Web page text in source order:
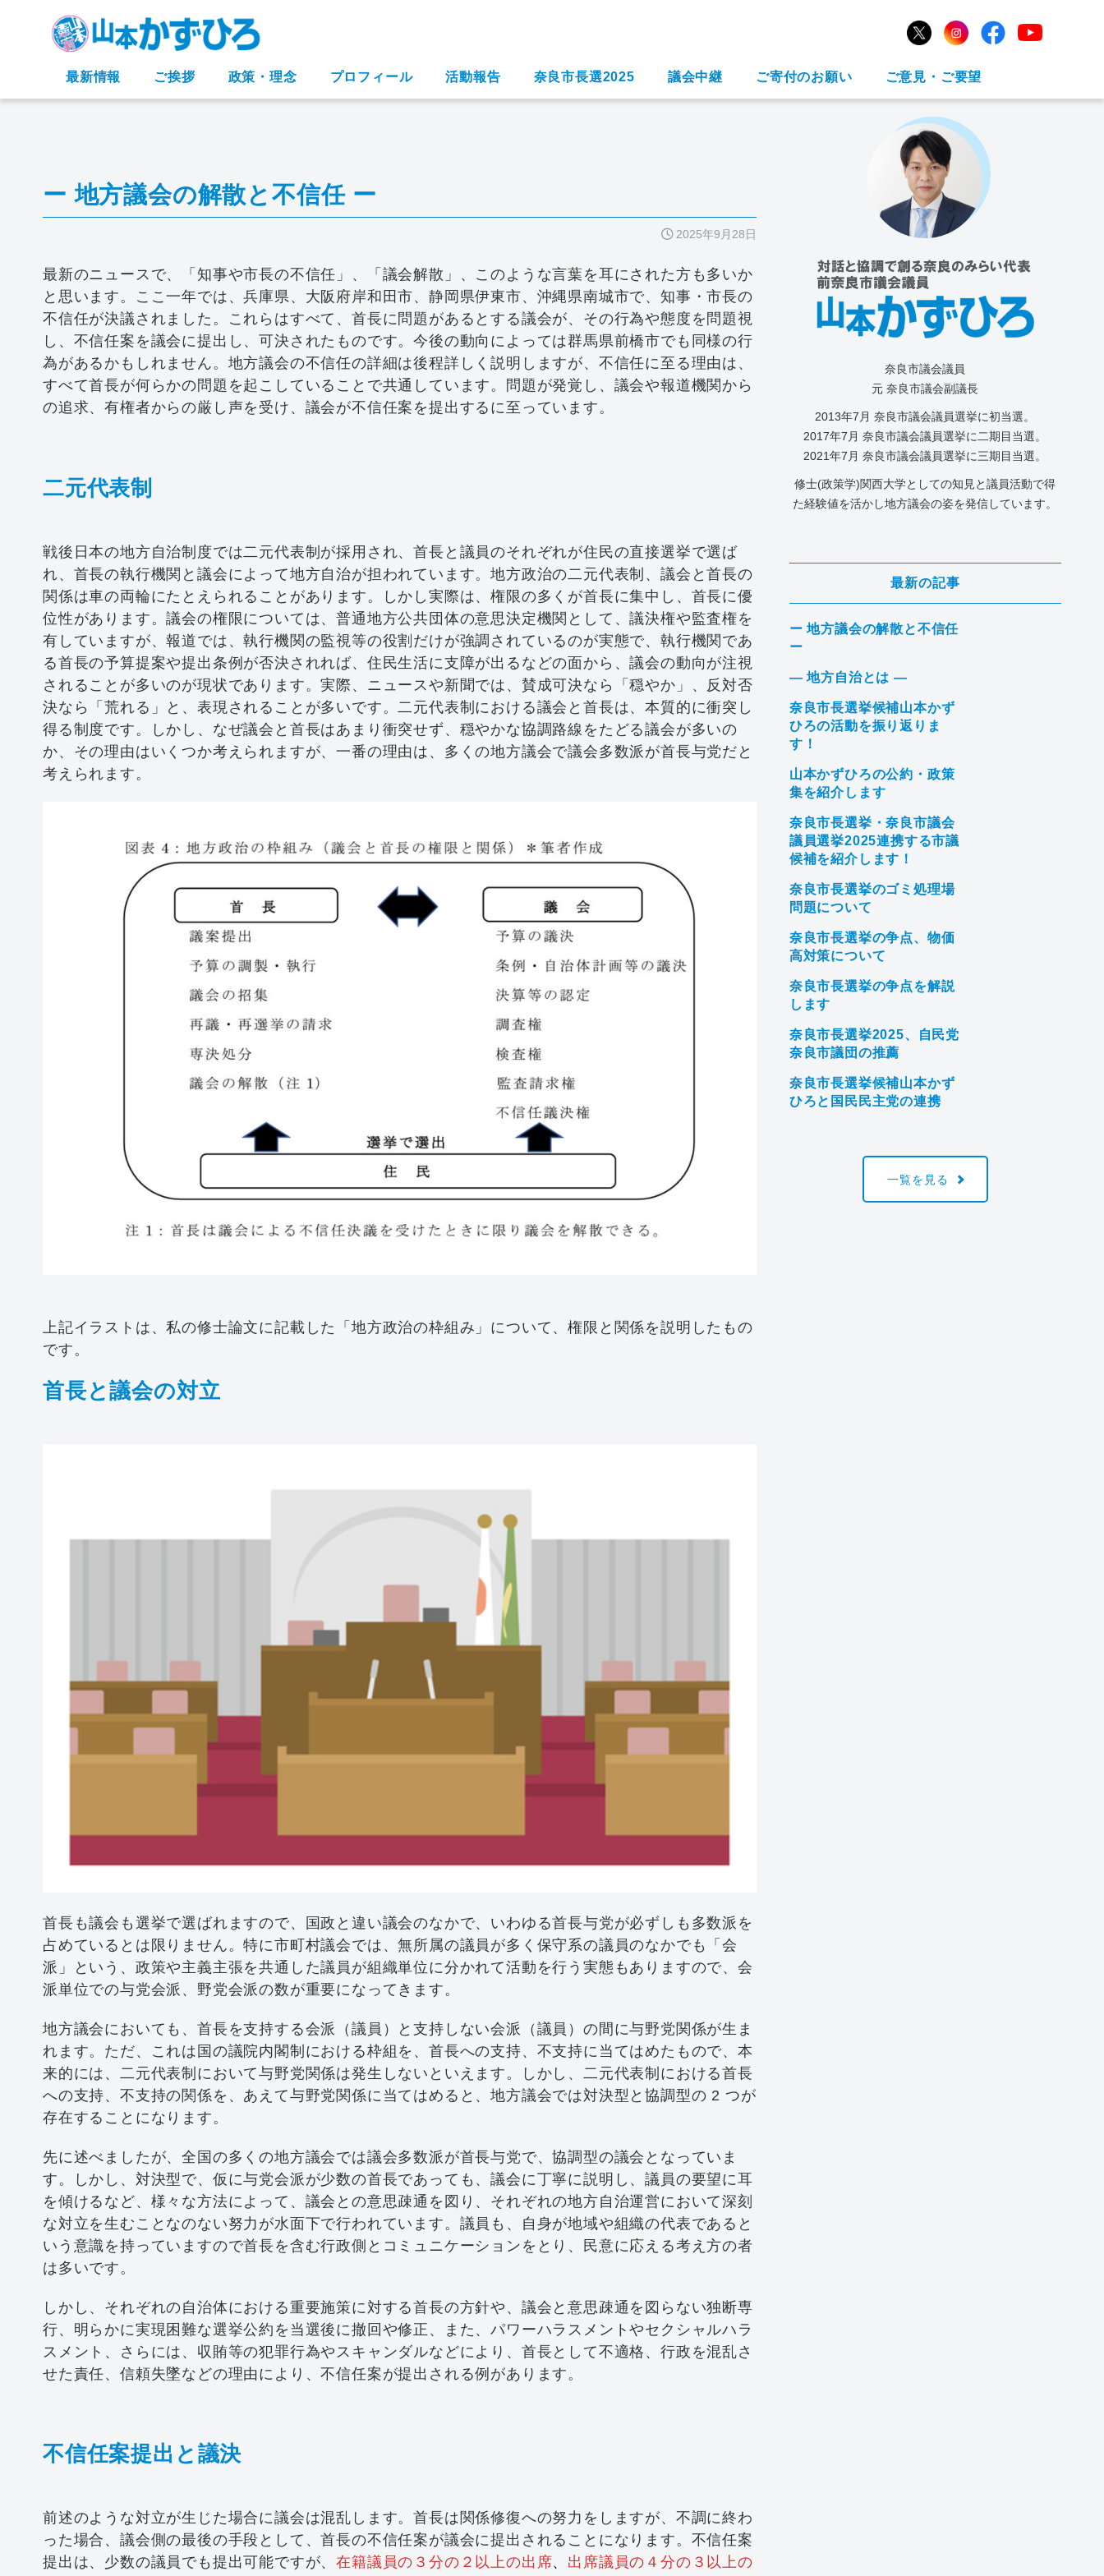
最新情報 ご挨拶 政策・理念 プロフィール 活動報告 奈良市長選2025 議会中継 ご寄付のお願い ご意見・ご要望
ー 地方議会の解散と不信任 ー
2025年9月28日
最新のニュースで、「知事や市長の不信任」、「議会解散」、このような言葉を耳にされた方も多いか
と思います。ここ一年では、兵庫県、大阪府岸和田市、静岡県伊東市、沖縄県南城市で、知事・市長の
不信任が決議されました。これらはすべて、首長に問題があるとする議会が、その行為や態度を問題視
し、不信任案を議会に提出し、可決されたものです。今後の動向によっては群馬県前橋市でも同様の行
為があるかもしれません。地方議会の不信任の詳細は後程詳しく説明しますが、不信任に至る理由は、
すべて首長が何らかの問題を起こしていることで共通しています。問題が発覚し、議会や報道機関から
の追求、有権者からの厳し声を受け、議会が不信任案を提出するに至っています。
二元代表制
戦後日本の地方自治制度では二元代表制が採用され、首長と議員のそれぞれが住民の直接選挙で選ば
れ、首長の執行機関と議会によって地方自治が担われています。地方政治の二元代表制、議会と首長の
関係は車の両輪にたとえられることがあります。しかし実際は、権限の多くが首長に集中し、首長に優
位性があります。議会の権限については、普通地方公共団体の意思決定機関として、議決権や監査権を
有していますが、報道では、執行機関の監視等の役割だけが強調されているのが実態で、執行機関であ
る首長の予算提案や提出条例が否決されれば、住民生活に支障が出るなどの面から、議会の動向が注視
されることが多いのが現状であります。実際、ニュースや新聞では、賛成可決なら「穏やか」、反対否
決なら「荒れる」と、表現されることが多いです。二元代表制における議会と首長は、本質的に衝突し
得る制度です。しかし、なぜ議会と首長はあまり衝突せず、穏やかな協調路線をたどる議会が多いの
か、その理由はいくつか考えられますが、一番の理由は、多くの地方議会で議会多数派が首長与党だと
考えられます。
上記イラストは、私の修士論文に記載した「地方政治の枠組み」について、権限と関係を説明したもの
です。
首長と議会の対立
首長も議会も選挙で選ばれますので、国政と違い議会のなかで、いわゆる首長与党が必ずしも多数派を
占めているとは限りません。特に市町村議会では、無所属の議員が多く保守系の議員のなかでも「会
派」という、政策や主義主張を共通した議員が組織単位に分かれて活動を行う実態もありますので、会
派単位での与党会派、野党会派の数が重要になってきます。
地方議会においても、首長を支持する会派（議員）と支持しない会派（議員）の間に与野党関係が生ま
れます。ただ、これは国の議院内閣制における枠組を、首長への支持、不支持に当てはめたもので、本
来的には、二元代表制において与野党関係は発生しないといえます。しかし、二元代表制における首長
への支持、不支持の関係を、あえて与野党関係に当てはめると、地方議会では対決型と協調型の 2 つが
存在することになります。
先に述べましたが、全国の多くの地方議会では議会多数派が首長与党で、協調型の議会となっていま
す。しかし、対決型で、仮に与党会派が少数の首長であっても、議会に丁寧に説明し、議員の要望に耳
を傾けるなど、様々な方法によって、議会との意思疎通を図り、それぞれの地方自治運営において深刻
な対立を生むことなのない努力が水面下で行われています。議員も、自身が地域や組織の代表であると
いう意識を持っていますので首長を含む行政側とコミュニケーションをとり、民意に応える考え方の者
は多いです。
しかし、それぞれの自治体における重要施策に対する首長の方針や、議会と意思疎通を図らない独断専
行、明らかに実現困難な選挙公約を当選後に撤回や修正、また、パワーハラスメントやセクシャルハラ
スメント、さらには、収賄等の犯罪行為やスキャンダルなどにより、首長として不適格、行政を混乱さ
せた責任、信頼失墜などの理由により、不信任案が提出される例があります。
不信任案提出と議決
前述のような対立が生じた場合に議会は混乱します。首長は関係修復への努力をしますが、不調に終わ
った場合、議会側の最後の手段として、首長の不信任案が議会に提出されることになります。不信任案
提出は、少数の議員でも提出可能ですが、在籍議員の３分の２以上の出席、 出席議員の４分の３以上の
奈良市議会議員
元 奈良市議会副議長
2013年7⽉ 奈良市議会議員選挙に初当選。
2017年7月 奈良市議会議員選挙に二期目当選。
2021年7月 奈良市議会議員選挙に三期目当選。
修士(政策学)関西大学としての知見と議員活動で得
た経験値を活かし地方議会の姿を発信しています。
最新の記事
ー 地方議会の解散と不信任
ー
― 地方自治とは ―
奈良市長選挙候補山本かず
ひろの活動を振り返りま
す！
山本かずひろの公約・政策
集を紹介します
奈良市長選挙・奈良市議会
議員選挙2025連携する市議
候補を紹介します！
奈良市長選挙のゴミ処理場
問題について
奈良市長選挙の争点、物価
高対策について
奈良市長選挙の争点を解説
します
奈良市長選挙2025、自民党
奈良市議団の推薦
奈良市長選挙候補山本かず
ひろと国民民主党の連携
一覧を見る